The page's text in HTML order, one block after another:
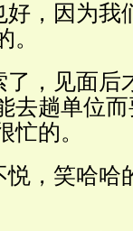
，因为我
，见面后
去趟单位
忙的。
，笑哈哈